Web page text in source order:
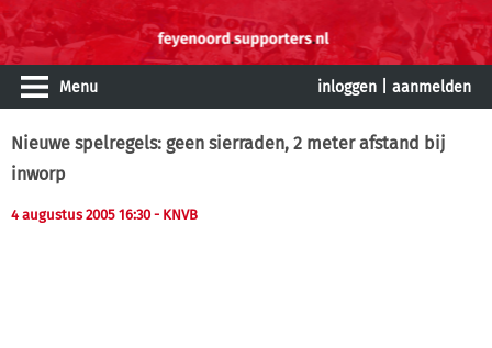
Menu inloggen aanmelden
Nieuwe spelregels: geen sierraden, 2 meter afstand bij
inworp
4 augustus 2005 16:30 - KNVB